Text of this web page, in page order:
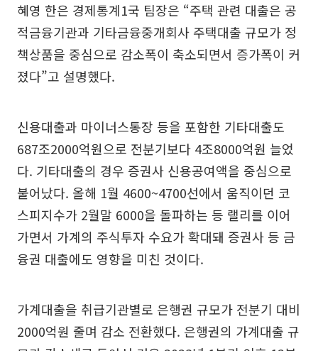
혜영 한은 경제통계1국 팀장은 “주택 관련 대출은 공
적금융기관과 기타금융중개회사 주택대출 규모가 정
책상품을 중심으로 감소폭이 축소되면서 증가폭이 커
졌다”고 설명했다.
신용대출과 마이너스통장 등을 포함한 기타대출도
687조2000억원으로 전분기보다 4조8000억원 늘었
다. 기타대출의 경우 증권사 신용공여액을 중심으로
불어났다. 올해 1월 4600~4700선에서 움직이던 코
스피지수가 2월말 6000을 돌파하는 등 랠리를 이어
가면서 가계의 주식투자 수요가 확대돼 증권사 등 금
융권 대출에도 영향을 미친 것이다.
가계대출을 취급기관별로 은행권 규모가 전분기 대비
2000억원 줄며 감소 전환했다. 은행권의 가계대출 규